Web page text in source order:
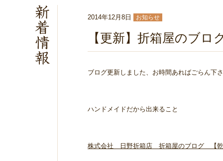
2014年12月8日 お知らせ
【更新】折箱屋のブロ
ブログ更新しました、お時間あればごらん下
ハンドメイドだから出来ること
株式会社 日野折箱店 折箱屋のブログ 【